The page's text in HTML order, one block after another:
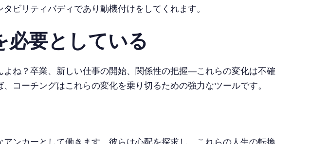
ビリティバディであり動機付けをしてくれます。
必要としている
ね？卒業、新しい仕事の開始、関係性の把握—これらの変化は不確
コーチングはこれらの変化を乗り切るための強力なツールです。